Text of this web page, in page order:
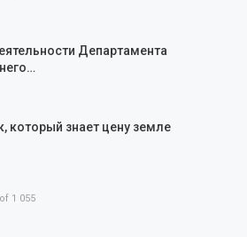
Департамента
который знает цену земле
1 055